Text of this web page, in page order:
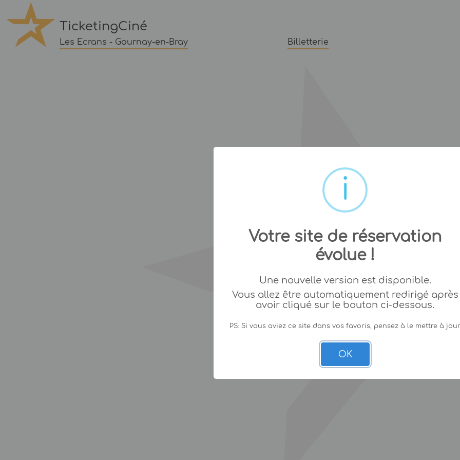
TicketingCiné
Les Ecrans - Gournay-en-Bray Billetterie
Votre site de réservation
évolue !
Une nouvelle version est disponible.
Vous allez être automatiquement redirigé après
avoir cliqué sur le bouton ci-dessous.
PS: Si vous aviez ce site dans vos favoris, pensez à le mettre à
OK